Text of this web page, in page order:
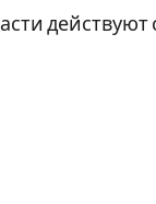
действуют